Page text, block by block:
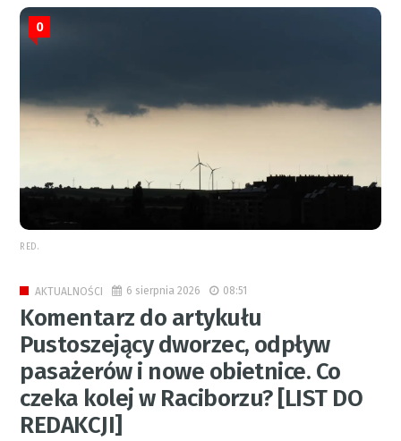
0
RED.
AKTUALNOŚCI 6 sierpnia 2026 08:51
Komentarz do artykułu
Pustoszejący dworzec, odpływ
pasażerów i nowe obietnice. Co
czeka kolej w Raciborzu? [LIST DO
REDAKCJI]